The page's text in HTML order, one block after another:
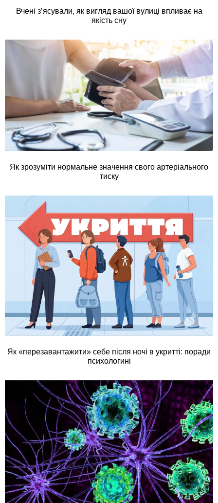
Вчені з’ясували, як вигляд вашої вулиці впливає на
якість сну
Як зрозуміти нормальне значення свого артеріального
тиску
Як «перезавантажити» себе після ночі в укритті: поради
психологині